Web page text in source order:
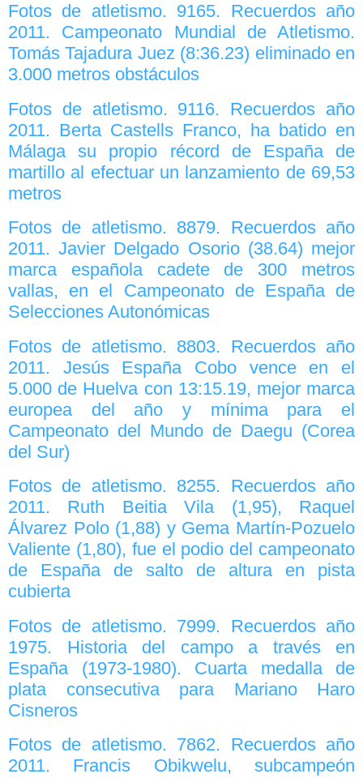
Fotos de atletismo. 9165. Recuerdos año
2011. Campeonato Mundial de Atletismo.
Tomás Tajadura Juez (8:36.23) eliminado en
3.000 metros obstáculos
Fotos de atletismo. 9116. Recuerdos año
2011. Berta Castells Franco, ha batido en
Málaga su propio récord de España de
martillo al efectuar un lanzamiento de 69,53
metros
Fotos de atletismo. 8879. Recuerdos año
2011. Javier Delgado Osorio (38.64) mejor
marca española cadete de 300 metros
vallas, en el Campeonato de España de
Selecciones Autonómicas
Fotos de atletismo. 8803. Recuerdos año
2011. Jesús España Cobo vence en el
5.000 de Huelva con 13:15.19, mejor marca
europea del año y mínima para el
Campeonato del Mundo de Daegu (Corea
del Sur)
Fotos de atletismo. 8255. Recuerdos año
2011. Ruth Beitia Vila (1,95), Raquel
Álvarez Polo (1,88) y Gema Martín-Pozuelo
Valiente (1,80), fue el podio del campeonato
de España de salto de altura en pista
cubierta
Fotos de atletismo. 7999. Recuerdos año
1975. Historia del campo a través en
España (1973-1980). Cuarta medalla de
plata consecutiva para Mariano Haro
Cisneros
Fotos de atletismo. 7862. Recuerdos año
2011. Francis Obikwelu, subcampeón